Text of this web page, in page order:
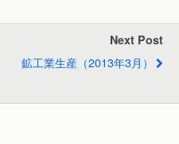
Next Post
鉱工業生産（2013年3月）